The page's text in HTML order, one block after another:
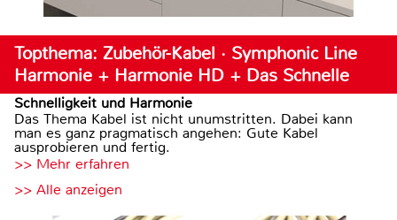
Topthema: Zubehör-Kabel · Symphonic Line
Harmonie + Harmonie HD + Das Schnelle
Schnelligkeit und Harmonie
Das Thema Kabel ist nicht unumstritten. Dabei kann
man es ganz pragmatisch angehen: Gute Kabel
ausprobieren und fertig.
>> Mehr erfahren
>> Alle anzeigen